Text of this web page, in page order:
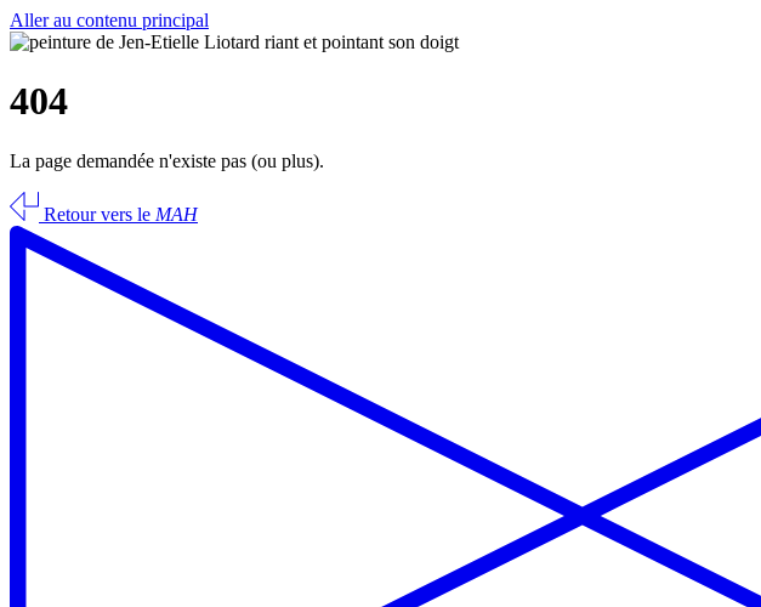
Aller au contenu principal
404
La page demandée n'existe pas (ou plus).
Retour vers le MAH